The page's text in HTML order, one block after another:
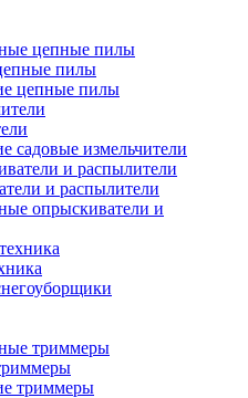
цепные пилы
пилы
цепные пилы
садовые измельчители
и распылители
опрыскиватели и
триммеры
триммеры